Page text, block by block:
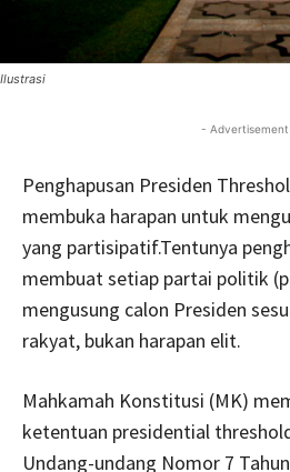
Ilustrasi
-
Penghapusan Presiden
membuka harapan untuk
yang partisipatif.Tentunya
membuat setiap partai politik
mengusung calon Presiden
rakyat, bukan harapan elit.
Mahkamah Konstitusi (MK)
ketentuan presidential
Undang-undang Nomor 7